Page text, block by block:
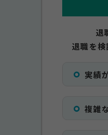
退
退職を
実績
複雑